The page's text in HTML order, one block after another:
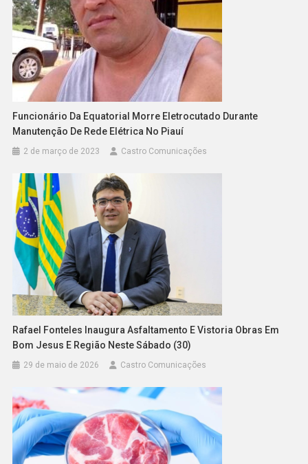
Funcionário Da Equatorial Morre Eletrocutado Durante
Manutenção De Rede Elétrica No Piauí
2 de março de 2023 Castro Comunicações
Rafael Fonteles Inaugura Asfaltamento E Vistoria Obras Em
Bom Jesus E Região Neste Sábado (30)
29 de maio de 2026 Castro Comunicações